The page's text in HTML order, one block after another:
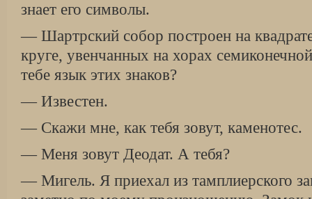
знает его символы.
— Шартрский собор построен на
круге, увенчанных на хорах
тебе язык этих знаков?
— Известен.
— Скажи мне, как тебя зовут, каменотес.
— Меня зовут Деодат. А тебя?
— Мигель. Я приехал из тамплиерского